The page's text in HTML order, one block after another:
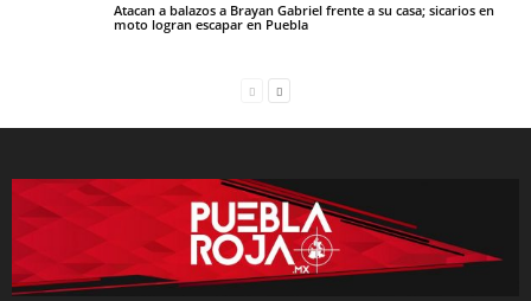
Atacan a balazos a Brayan Gabriel frente a su casa; sicarios en
moto logran escapar en Puebla